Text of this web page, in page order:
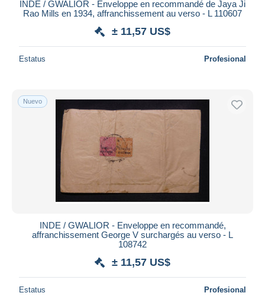
INDE / GWALIOR - Enveloppe en recommandé de Jaya Ji
Rao Mills en 1934, affranchissement au verso - L 110607
± 11,57 US$
Estatus Profesional
Nuevo
INDE / GWALIOR - Enveloppe en recommandé,
affranchissement George V surchargés au verso - L
108742
± 11,57 US$
Estatus Profesional